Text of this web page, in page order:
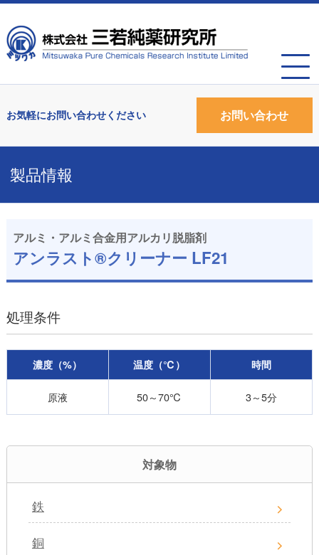
お問い合わせ
製品情報
アルミ・アルミ合金用アルカリ脱脂剤
アンラスト®クリーナー LF21
処理条件
濃度（%） 温度（℃） 時間
原液 50～70℃ 3～5分
対象物
鉄
銅